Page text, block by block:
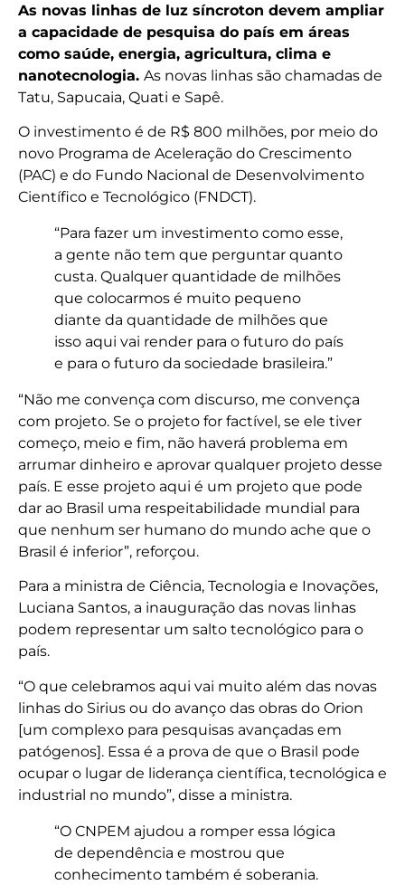
As novas linhas de luz síncroton devem ampliar
a capacidade de pesquisa do país em áreas
como saúde, energia, agricultura, clima e
nanotecnologia. As novas linhas são chamadas de
Tatu, Sapucaia, Quati e Sapê.
O investimento é de R$ 800 milhões, por meio do
novo Programa de Aceleração do Crescimento
(PAC) e do Fundo Nacional de Desenvolvimento
Científico e Tecnológico (FNDCT).
“Para fazer um investimento como esse,
a gente não tem que perguntar quanto
custa. Qualquer quantidade de milhões
que colocarmos é muito pequeno
diante da quantidade de milhões que
isso aqui vai render para o futuro do país
e para o futuro da sociedade brasileira.”
“Não me convença com discurso, me convença
com projeto. Se o projeto for factível, se ele tiver
começo, meio e fim, não haverá problema em
arrumar dinheiro e aprovar qualquer projeto desse
país. E esse projeto aqui é um projeto que pode
dar ao Brasil uma respeitabilidade mundial para
que nenhum ser humano do mundo ache que o
Brasil é inferior”, reforçou.
Para a ministra de Ciência, Tecnologia e Inovações,
Luciana Santos, a inauguração das novas linhas
podem representar um salto tecnológico para o
país.
“O que celebramos aqui vai muito além das novas
linhas do Sirius ou do avanço das obras do Orion
[um complexo para pesquisas avançadas em
patógenos]. Essa é a prova de que o Brasil pode
ocupar o lugar de liderança científica, tecnológica e
industrial no mundo”, disse a ministra.
“O CNPEM ajudou a romper essa lógica
de dependência e mostrou que
conhecimento também é soberania.